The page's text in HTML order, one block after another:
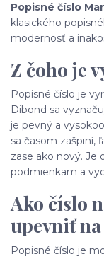
Popisné číslo
klasického
modernosť a
Z čoho je
Popisné číslo je
Dibond sa
je pevný a
sa časom zašpiní,
zase ako nový.
podmienkam a
Ako číslo
upevniť
Popisné číslo je